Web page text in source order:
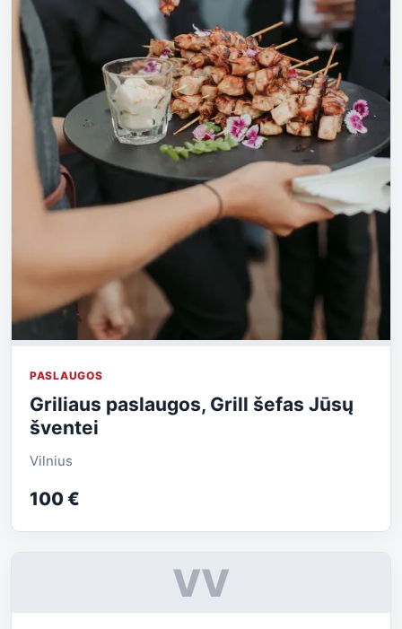
PASLAUGOS
Griliaus paslaugos, Grill šefas Jūsų
šventei
Vilnius
100 €
VV